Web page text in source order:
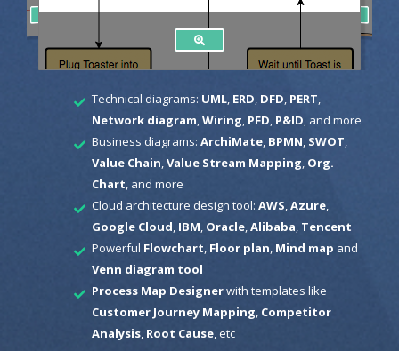
Technical diagrams: UML, ERD DFD PERT
Network diagram Wiring PFD P&ID , and more
Business diagrams: ArchiMate, BPMN SWOT
Value Chain Value Stream Mapping Org.
Chart , and more
Cloud architecture design tool: AWS Azure,
Google Cloud IBM Oracle, Alibaba Tencent
Powerful Flowchart Floor plan Mind map and
Venn diagram tool
Process Map Designerwith templates like
Customer Journey Mapping Competitor
Analysis, Root Cause, etc